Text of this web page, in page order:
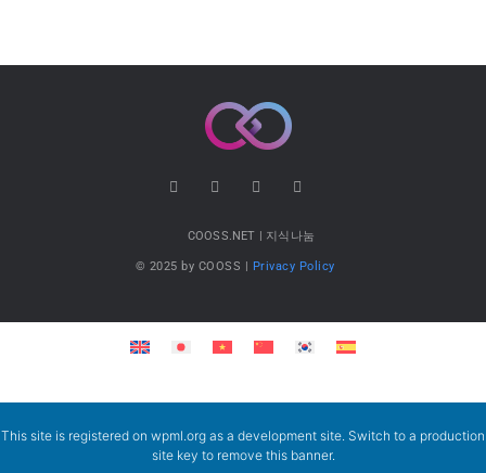
COOSS.NET | 지식나눔
© 2025 by COOSS | Privacy Policy
This site is registered on wpml.org as a development site. Switch to a production
site key to remove this banner.